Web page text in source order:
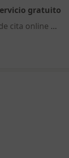
gratuito
Este especialista no ofrece reserva de cita online en esta dirección.